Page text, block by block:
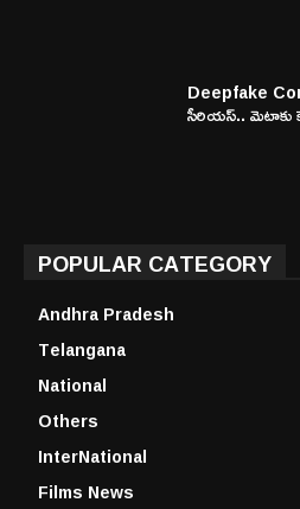
Deepfake
సీరియస్.. మెటాకు
POPULAR CATEGORY
Andhra Pradesh
Telangana
National
Others
InterNational
Films News